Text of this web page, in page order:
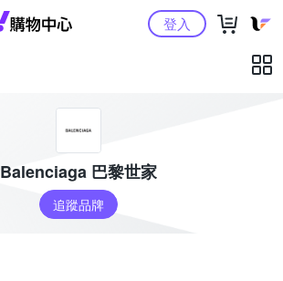
Yahoo購物中心登入
Balenciaga 巴黎世家
追蹤品牌